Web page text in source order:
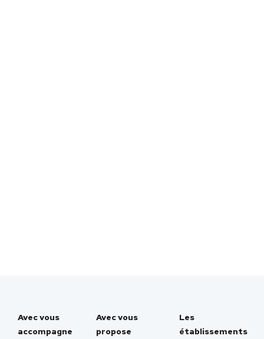
Avec vous
accompagne
Avec vous
propose
Les
établissements